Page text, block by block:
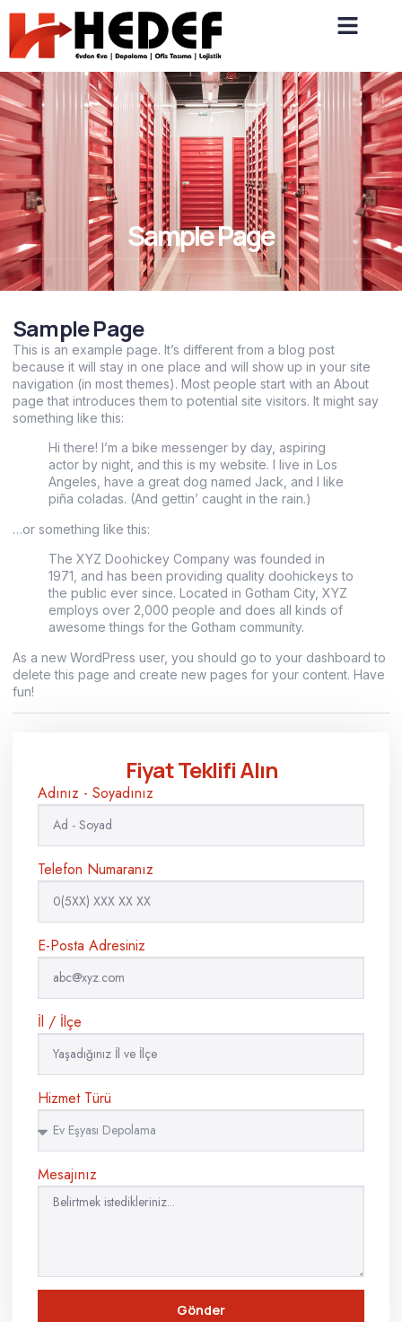
Sample Page
Sample Page
This is an example page. It’s different from a blog post
because it will stay in one place and will show up in your site
navigation (in most themes). Most people start with an About
page that introduces them to potential site visitors. It might say
something like this:
Hi there! I’m a bike messenger by day, aspiring
actor by night, and this is my website. I live in Los
Angeles, have a great dog named Jack, and I like
piña coladas. (And gettin’ caught in the rain.)
…or something like this:
The XYZ Doohickey Company was founded in
1971, and has been providing quality doohickeys to
the public ever since. Located in Gotham City, XYZ
employs over 2,000 people and does all kinds of
awesome things for the Gotham community.
As a new WordPress user, you should go to your dashboard to
delete this page and create new pages for your content. Have
fun!
Fiyat Teklifi Alın
Adınız - Soyadınız
Telefon Numaranız
E-Posta Adresiniz
İl / İlçe
Hizmet Türü
Mesajınız
Gönder